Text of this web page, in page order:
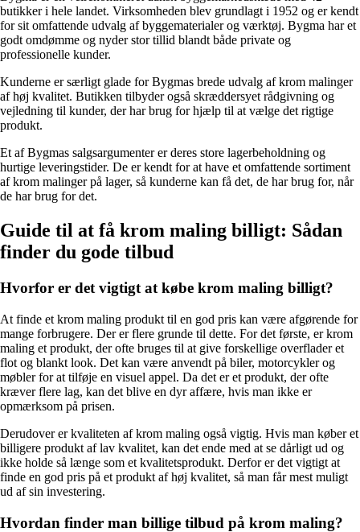
butikker i hele landet. Virksomheden blev grundlagt i 1952 og er kendt
for sit omfattende udvalg af byggematerialer og værktøj. Bygma har et
godt omdømme og nyder stor tillid blandt både private og
professionelle kunder.
Kunderne er særligt glade for Bygmas brede udvalg af krom malinger
af høj kvalitet. Butikken tilbyder også skræddersyet rådgivning og
vejledning til kunder, der har brug for hjælp til at vælge det rigtige
produkt.
Et af Bygmas salgsargumenter er deres store lagerbeholdning og
hurtige leveringstider. De er kendt for at have et omfattende sortiment
af krom malinger på lager, så kunderne kan få det, de har brug for, når
de har brug for det.
Guide til at få krom maling billigt: Sådan
finder du gode tilbud
Hvorfor er det vigtigt at købe krom maling billigt?
At finde et krom maling produkt til en god pris kan være afgørende for
mange forbrugere. Der er flere grunde til dette. For det første, er krom
maling et produkt, der ofte bruges til at give forskellige overflader et
flot og blankt look. Det kan være anvendt på biler, motorcykler og
møbler for at tilføje en visuel appel. Da det er et produkt, der ofte
kræver flere lag, kan det blive en dyr affære, hvis man ikke er
opmærksom på prisen.
Derudover er kvaliteten af krom maling også vigtig. Hvis man køber et
billigere produkt af lav kvalitet, kan det ende med at se dårligt ud og
ikke holde så længe som et kvalitetsprodukt. Derfor er det vigtigt at
finde en god pris på et produkt af høj kvalitet, så man får mest muligt
ud af sin investering.
Hvordan finder man billige tilbud på krom maling?